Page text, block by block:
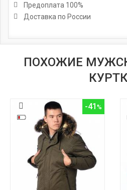
Предоплата 100%
Доставка по России
ПОХОЖИЕ
-41